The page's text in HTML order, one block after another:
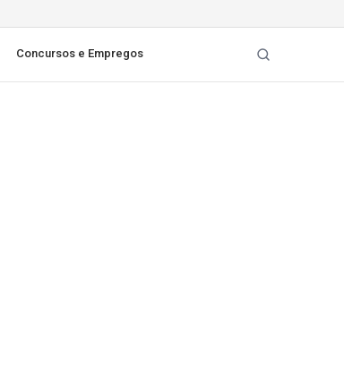
Concursos e Empregos